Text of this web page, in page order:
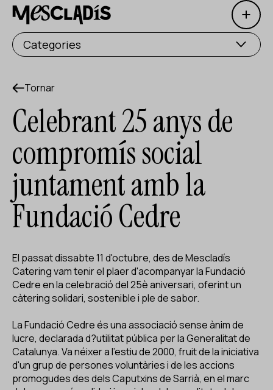
Open
Productora social
Productora d'experiències
Productora d'ocupació
Productora de coneixement
Productora cultural
Agenda
Els nostres tallers
Blog
ES CA EN
Categories
Tornar
Celebrant 25 anys de
compromís social
juntament amb la
Fundació Cedre
El passat dissabte 11 d'octubre, des deMescladís
Cateringvam tenir el plaer d'acompanyar la Fundació
Cedre en la celebració del 25è aniversari, oferint un
càtering solidari, sostenible i ple de sabor.
La Fundació Cedre és una associació sense ànim de
lucre, declarada d?utilitat pública per la Generalitat de
Catalunya. Va néixer a l'estiu de 2000, fruit de la iniciativa
d'un grup de persones voluntàries i de les accions
promogudes des dels Caputxins de Sarrià, en el marc